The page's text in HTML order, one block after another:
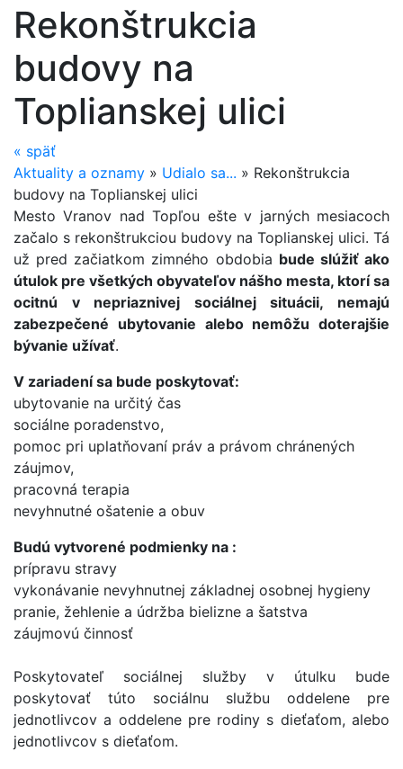
Rekonštrukcia
budovy na
Toplianskej ulici
« späť
Aktuality a oznamy » Udialo sa... » Rekonštrukcia
budovy na Toplianskej ulici
Mesto Vranov nad Topľou ešte v jarných mesiacoch
začalo s rekonštrukciou budovy na Toplianskej ulici. Tá
už pred začiatkom zimného obdobia bude slúžiť ako
útulok pre všetkých obyvateľov nášho mesta, ktorí sa
ocitnú v nepriaznivej sociálnej situácii, nemajú
zabezpečené ubytovanie alebo nemôžu doterajšie
bývanie užívať.
V zariadení sa bude poskytovať:
ubytovanie na určitý čas
sociálne poradenstvo,
pomoc pri uplatňovaní práv a právom chránených
záujmov,
pracovná terapia
nevyhnutné ošatenie a obuv
Budú vytvorené podmienky na :
prípravu stravy
vykonávanie nevyhnutnej základnej osobnej hygieny
pranie, žehlenie a údržba bielizne a šatstva
záujmovú činnosť
Poskytovateľ sociálnej služby v útulku bude
poskytovať túto sociálnu službu oddelene pre
jednotlivcov a oddelene pre rodiny s dieťaťom, alebo
jednotlivcov s dieťaťom.